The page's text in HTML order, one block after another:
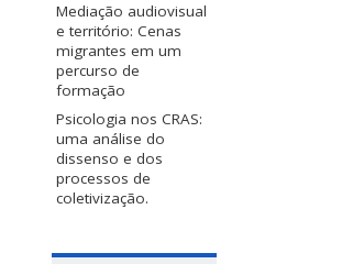
Mediação audiovisual
e território: Cenas
migrantes em um
percurso de
formação
Psicologia nos CRAS:
uma análise do
dissenso e dos
processos de
coletivização.